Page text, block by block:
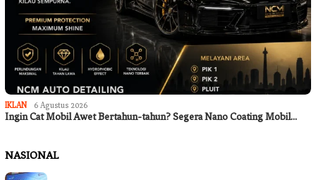
IKLAN 6 Agustus 2026
Ingin Cat Mobil Awet Bertahun-tahun? Segera Nano Coating Mobil…
NASIONAL